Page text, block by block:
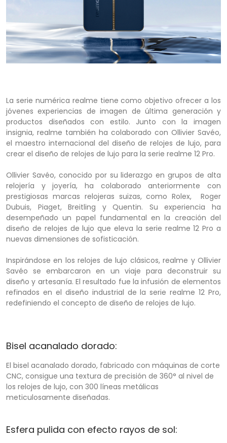
La serie numérica realme tiene como objetivo ofrecer a los
jóvenes experiencias de imagen de última generación y
productos diseñados con estilo. Junto con la imagen
insignia, realme también ha colaborado con Ollivier Savéo,
el maestro internacional del diseño de relojes de lujo, para
crear el diseño de relojes de lujo para la serie realme 12 Pro.
Ollivier Savéo, conocido por su liderazgo en grupos de alta
relojería y joyería, ha colaborado anteriormente con
prestigiosas marcas relojeras suizas, como Rolex, Roger
Dubuis, Piaget, Breitling y Quentin. Su experiencia ha
desempeñado un papel fundamental en la creación del
diseño de relojes de lujo que eleva la serie realme 12 Pro a
nuevas dimensiones de sofisticación.
Inspirándose en los relojes de lujo clásicos, realme y Ollivier
Savéo se embarcaron en un viaje para deconstruir su
diseño y artesanía. El resultado fue la infusión de elementos
refinados en el diseño industrial de la serie realme 12 Pro,
redefiniendo el concepto de diseño de relojes de lujo.
Bisel acanalado dorado:
El bisel acanalado dorado, fabricado con máquinas de corte
CNC, consigue una textura de precisión de 360° al nivel de
los relojes de lujo, con 300 líneas metálicas
meticulosamente diseñadas.
Esfera pulida con efecto rayos de sol: